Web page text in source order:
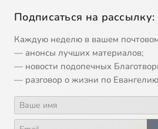
Подписаться на рассылку:
Каждую неделю в вашем
— анонсы лучших материалов;
— новости подопечных
— разговор о жизни по